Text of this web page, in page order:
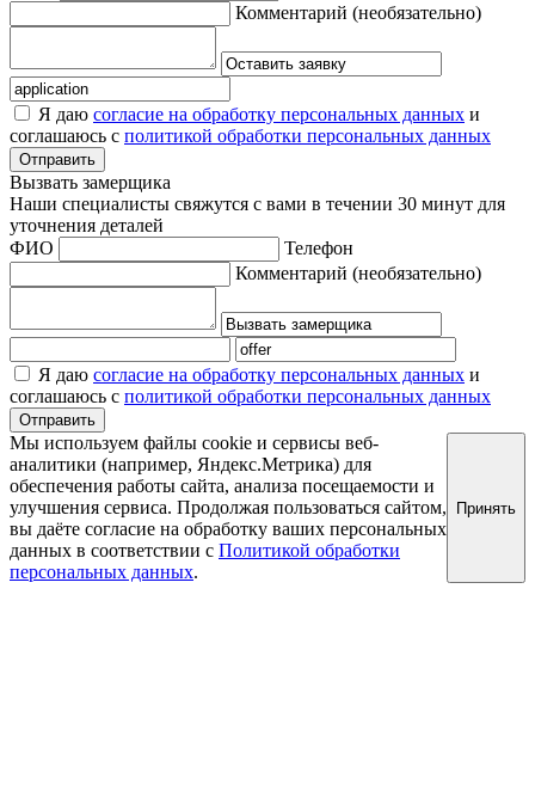
Комментарий (необязательно)
Я даю согласие на обработку персональных данных и
соглашаюсь с политикой обработки персональных данных
Отправить
Вызвать замерщика
Наши специалисты свяжутся с вами в течении 30 минут для
уточнения деталей
ФИО
Телефон
Комментарий (необязательно)
Я даю согласие на обработку персональных данных и
соглашаюсь с политикой обработки персональных данных
Отправить
Мы используем файлы cookie и сервисы веб-
аналитики (например, Яндекс.Метрика) для
обеспечения работы сайта, анализа посещаемости и
улучшения сервиса. Продолжая пользоваться сайтом,
вы даёте согласие на обработку ваших персональных
данных в соответствии с Политикой обработки
персональных данных.
Принять